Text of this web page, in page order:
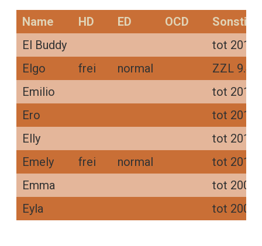
Name HD ED OCD
El Buddy
tot
Elgo
frei normal
ZZL
Emilio
tot
Ero
tot
Elly
tot
Emely
frei normal
tot
Emma
tot
Eyla
tot